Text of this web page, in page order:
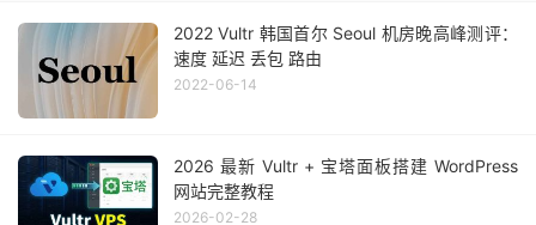
2022 Vultr 韩国首尔 Seoul 机房晚高峰测评：
速度 延迟 丢包 路由
2022-06-14
2026 最新 Vultr + 宝塔面板搭建 WordPress
网站完整教程
2026-02-28